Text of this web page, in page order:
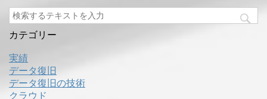
カテゴリー
実績
データ復旧
データ復旧の技術
クラウド